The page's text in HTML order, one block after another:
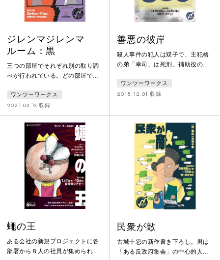
ジレンマジレンマ
ルーム：黒
三つの部屋でそれぞれ別の取り調
べが行われている。どの部屋で
という「正義」を振りかざし、厳
しい追及の手を少しもゆるめな
い。だが、疑われる側にもまた
「なぜ悪い」という言い分があ
り、こちらにもどうしても譲れな
い「正義」がある。やがて、無関
係だった三つの取り調べに共通す
る「思わぬ事件」が背後に浮かび
上がる。果たして、「誰の言い分
が正当なのか？」「正義とは何な
のか？」。
ワンツーワークス
2021.03.13 収録
善悪の彼岸
殺人事件の犯人は双子で、主犯格
の弟「幸司」は死刑、補助役の兄
定する。刑務官たちは死刑囚とな
った幸司と日々接するうちに、
問い直していく。というのも死刑
囚となった幸司は驚くほどの真人
間へと更正していくのだが、無期
懲役の憲司は自分の罪に真摯に向
き合っているとは言い難かったか
らである。刑務官たちの心は揺れ
る。死刑は廃止すべきと考える
者、刑が確定し
ワンツーワークス
2018.12.01 収録
蠅の王
ある会社の新規プロジェクトに各
部署から８人の社員が集められ
民衆が敵
古城十忍の新作書き下ろし。男は
「ある反政府集会」の中心的人物